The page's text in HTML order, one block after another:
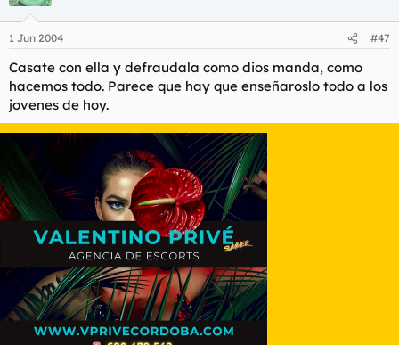
1 Jun 2004 #47
Casate con ella y defraudala como dios manda, como
hacemos todo. Parece que hay que enseñaroslo todo a los
jovenes de hoy.